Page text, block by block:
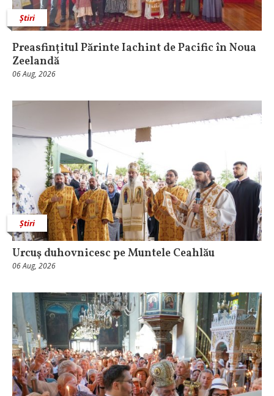
Știri
Preasfințitul Părinte Iachint de Pacific în Noua
Zeelandă
06 Aug, 2026
Știri
Urcuş duhovnicesc pe Muntele Ceahlău
06 Aug, 2026